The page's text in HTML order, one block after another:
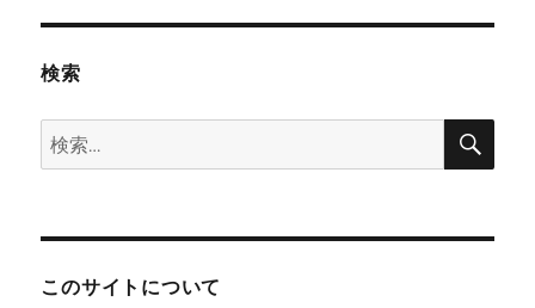
検索
検
索:
検
このサイトについて